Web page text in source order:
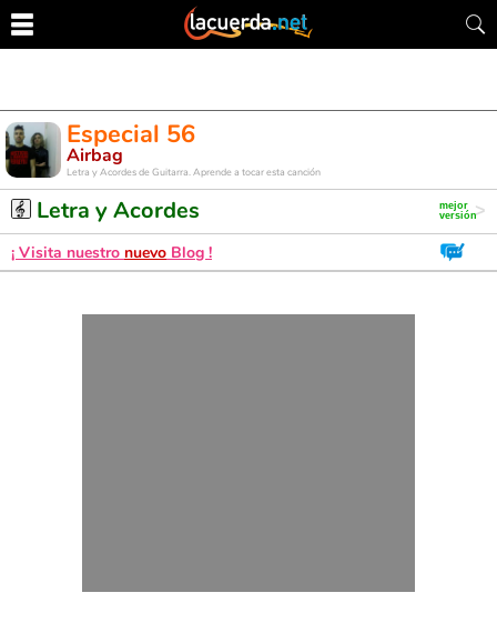
Especial 56
Airbag
Letra y Acordes de Guitarra. Aprende a tocar esta canción
Letra y Acordes
¡ Visita nuestro nuevo Blog !